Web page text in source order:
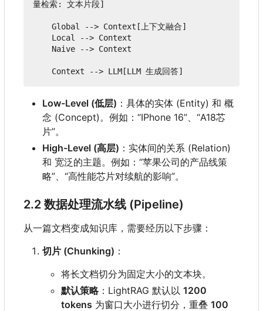
量检索: 文本片段]
Low-Level (低层) ：具体的实体 (Entity) 和 概
念 (Concept)。例如 ： “IPhone 16”、“A18芯
片”。
High-Level (高层) ：实体间的关系 (Relation)
和 宽泛的主题。例如：“苹果公司的产品线策
略”、“高性能芯片对续航的影响”。
2.2 数据处理流水线 (Pipeline)
从一篇文档变成知识库，需要经历以下步骤：
切片 (Chunking) ：
将长文档切分为固定大小的文本块。
默认策略： LightRAG 默认以 1200
tokens 为窗口大小进行切分，重叠 100